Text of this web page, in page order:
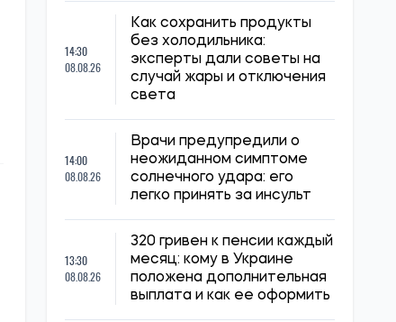
14:30
08.08.26
Как сохранить продукты
без холодильника:
эксперты дали советы на
случай жары и отключения
света
14:00
08.08.26
Врачи предупредили о
неожиданном симптоме
солнечного удара: его
легко принять за инсульт
13:30
08.08.26
320 гривен к пенсии каждый
месяц: кому в Украине
положена дополнительная
выплата и как ее оформить